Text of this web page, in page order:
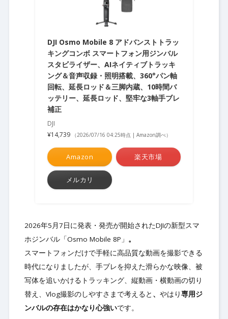
DJI Osmo Mobile 8 アドバンストトラッ
キングコンボ スマートフォン用ジンバル
スタビライザー、AIネイティブトラッキ
ング＆音声収録・照明搭載、360°パン軸
回転、延長ロッド＆三脚内蔵、10時間バ
ッテリー、延長ロッド、堅牢な3軸手ブレ
補正
DJI
¥14,739
（2026/07/16 04:25時点 | Amazon調べ）
Amazon 楽天市場
メルカリ
2026年5月7日に発表・発売が開始されたDJIの新型スマ
ホジンバル「Osmo Mobile 8P」 。
スマートフォンだけで手軽に高品質な動画を撮影できる
時代になりましたが、手ブレを抑えた滑らかな映像、被
写体を追いかけるトラッキング、縦動画・横動画の切り
替え、Vlog撮影のしやすさまで考えると 、 やはり専用ジ
ンバルの存在はかなり心強いです。